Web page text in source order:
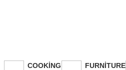
COOKING
FURNITURE